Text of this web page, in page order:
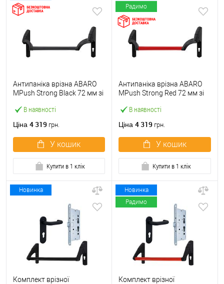
В наявності
Антипаніка врізна ABARO
МPush Strong Black 72 мм зі
Ціна 4 319 грн.
У кошик
Купити в 1 клік
Радимо
В наявності
Антипаніка врізна ABARO
МPush Strong Red 72 мм зі
Ціна 4 319 грн.
У кошик
Купити в 1 клік
Новинка
Комплект врізної
Новинка
Радимо
Комплект врізної